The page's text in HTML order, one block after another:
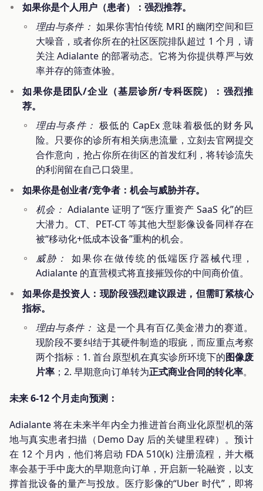
如果你是个人用户（患者）：强烈推荐。
理由与条件： 如果你害怕传统 MRI 的幽闭空间和巨
大噪音，或者你所在的社区医院排队超过 1 个月，请
关注 Adialante 的部署动态。它将为你提供尊严与效
率并存的筛查体验。
如果你是团队/企业（基层诊所/专科医院）：强烈推
荐。
理由与条件： 极低的 CapEx 意味着极低的财务风
险。只要你的诊所有相关病患流量，立刻去官网提交
合作意向，抢占你所在街区的首发红利，将转诊流失
的利润留在自己口袋里。
如果你是创业者/竞争者：机会与威胁并存。
机会： Adialante 证明了“医疗重资产 SaaS 化”的巨
大潜力。CT、PET-CT 等其他大型影像设备同样存在
被“移动化+低成本设备”重构的机会。
威胁：
如果你在做传统的低端医疗器械代理，
Adialante 的直营模式将直接摧毁你的中间商价值。
如果你是投资人：现阶段强烈建议跟进，但需盯紧核心
指标。
理由与条件： 这是一个具有百亿美金潜力的赛道。
现阶段不要纠结于其硬件制造的瑕疵，而应重点考察
两个指标：1. 首台原型机在真实诊所环境下的图像废
片率；2. 早期意向订单转为正式商业合同的转化率。
未来 6-12 个月走向预测：
Adialante 将在未来半年内全力推进首台商业化原型机的落
地与真实患者扫描（Demo Day 后的关键里程碑）。预计
在 12 个月内，他们将启动 FDA 510(k) 注册流程，并大概
率会基于手中庞大的早期意向订单，开启新一轮融资，以支
撑首批设备的量产与投放。医疗影像的“Uber 时代”，即将